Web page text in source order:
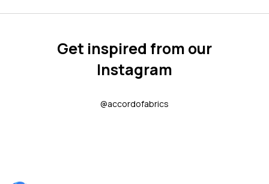
Get inspired from our
Instagram
@accordofabrics